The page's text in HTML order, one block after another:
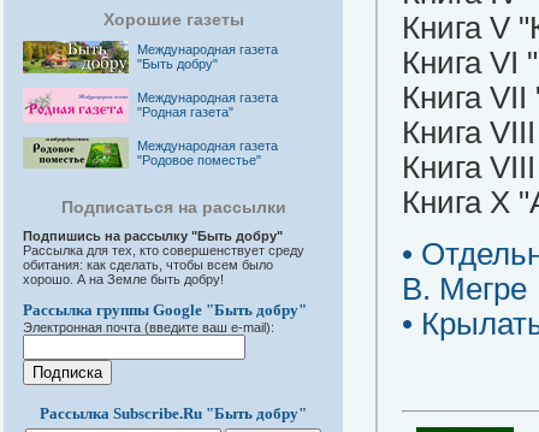
Хорошие газеты
Международная газета
"Быть добру"
Международная газета
"Родная газета"
Международная газета
"Родовое поместье"
Подписаться на рассылки
Подпишись на рассылку "Быть добру"
Рассылка для тех, кто совершенствует среду
обитания: как сделать, чтобы всем было
хорошо. А на Земле быть добру!
Рассылка группы Google "Быть добру"
Электронная почта (введите ваш e-mail):
Рассылка Subscribe.Ru "Быть добру"
Книга V
Книга VI
Книга
Книга
Книга
Книга X
•
В. Мегре
•